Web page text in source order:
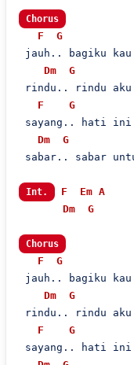
Chorus
F G
jauh.. bagiku
Dm
G
rindu.. rindu aku
F
G
sayang.. hati ini
Dm
G
sabar.. sabar
Int. F Em A
Dm
G
Chorus
F G
jauh.. bagiku
Dm
G
rindu.. rindu aku
F
G
sayang.. hati ini